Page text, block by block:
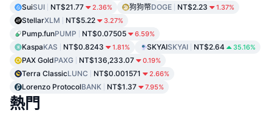
SuiSUI NT$21.77 2.36% 狗狗幣DOGE NT$2.23 1.37%
StellarXLM NT$5.22 3.27%
Pump.funPUMP NT$0.07505 6.59%
KaspaKAS NT$0.8243 1.81% SKYAISKYAI NT$2.64 35.16%
PAX GoldPAXG NT$136,233.07 0.19%
Terra ClassicLUNC NT$0.001571 2.66%
Lorenzo ProtocolBANK NT$1.37 7.95%
熱門